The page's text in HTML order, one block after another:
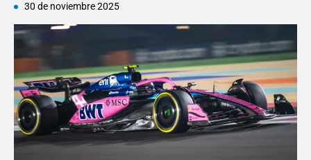
30 de noviembre 2025